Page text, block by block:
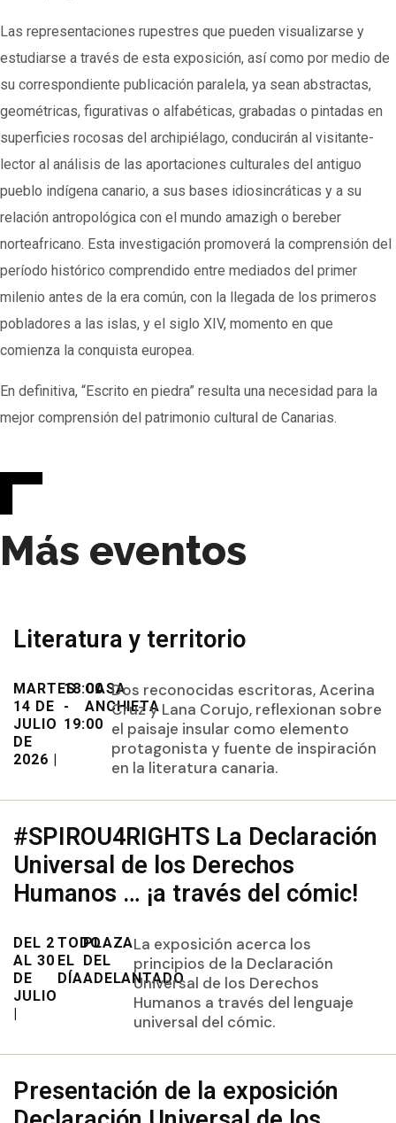
Las representaciones rupestres que pueden visualizarse y
estudiarse a través de esta exposición, así como por medio de
su correspondiente publicación paralela, ya sean abstractas,
geométricas, figurativas o alfabéticas, grabadas o pintadas en
superficies rocosas del archipiélago, conducirán al visitante-
lector al análisis de las aportaciones culturales del antiguo
pueblo indígena canario, a sus bases idiosincráticas y a su
relación antropológica con el mundo amazigh o bereber
norteafricano. Esta investigación promoverá la comprensión del
período histórico comprendido entre mediados del primer
milenio antes de la era común, con la llegada de los primeros
pobladores a las islas, y el siglo XIV, momento en que
comienza la conquista europea.
En definitiva, “Escrito en piedra” resulta una necesidad para la
mejor comprensión del patrimonio cultural de Canarias.
Más eventos
Literatura y territorio
MARTES
14 DE
JULIO
DE
2026 |
18:00
-
19:00
CASA
ANCHIETA
Dos reconocidas escritoras, Acerina
Cruz y Lana Corujo, reflexionan sobre
el paisaje insular como elemento
protagonista y fuente de inspiración
en la literatura canaria.
#SPIROU4RIGHTS La Declaración
Universal de los Derechos
Humanos … ¡a través del cómic!
DEL 2
AL 30
DE
JULIO
|
TODO
EL
DÍA
PLAZA
DEL
ADELANTADO
La exposición acerca los
principios de la Declaración
Universal de los Derechos
Humanos a través del lenguaje
universal del cómic.
Presentación de la exposición